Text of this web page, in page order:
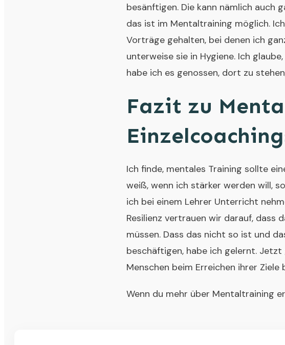
besänftigen. Die kann nämlich auch
das ist im Mentaltraining möglich.
Vorträge gehalten, bei denen ich
unterweise sie in Hygiene. Ich
habe ich es genossen, dort zu
Fazit zu
Ich finde, mentales Training sollte
weiß, wenn ich stärker werden will,
ich bei einem Lehrer Unterricht
Resilienz vertrauen wir darauf, dass
müssen. Dass das nicht so ist und
beschäftigen, habe ich gelernt.
Menschen beim Erreichen ihrer Ziele
Wenn du mehr über Mentaltraining